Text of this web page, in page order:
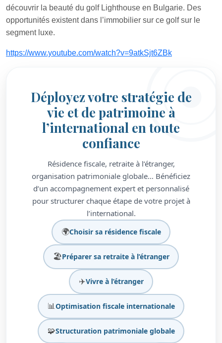
découvrir la beauté du golf Lighthouse en Bulgarie. Des
opportunités existent dans l’immobilier sur ce golf sur le
segment luxe.
https://www.youtube.com/watch?v=9atkSjt6ZBk
Déployez votre stratégie de
vie et de patrimoine à
l’international en toute
confiance
Résidence fiscale, retraite à l’étranger,
organisation patrimoniale globale… Bénéficiez
d’un accompagnement expert et personnalisé
pour structurer chaque étape de votre projet à
l’international.
🌍Choisir sa résidence fiscale
🏖️Préparer sa retraite à l’étranger
✈️Vivre à l’étranger
📊Optimisation fiscale internationale
🧩Structuration patrimoniale globale